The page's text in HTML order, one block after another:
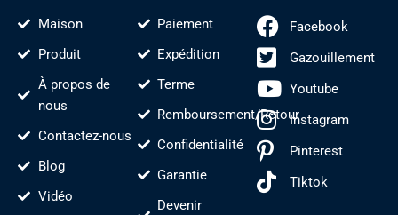
Maison
Produit
À propos de
nous
Contactez-nous
Blog
Vidéo
Paiement
Expédition
Terme
Remboursement/Retour
Confidentialité
Garantie
Devenir
Facebook
Gazouillement
Youtube
Instagram
Pinterest
Tiktok